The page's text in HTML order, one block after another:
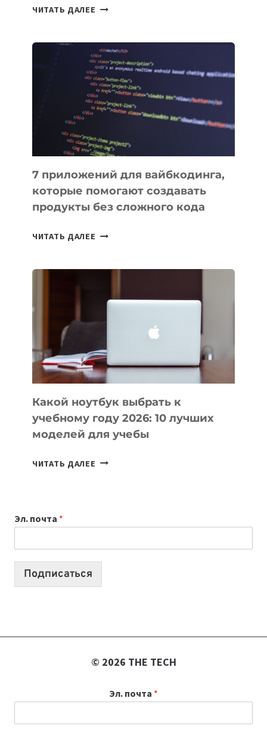
ЧИТАТЬ ДАЛЕЕ ТАСК-
ПОЛЕЗНЫХ
ИНСТРУМЕНТОВ
ДЛЯ
РАБОТЫ
7 приложений для вайбкодинга,
которые помогают создавать
продукты без сложного кода
ЧИТАТЬ ДАЛЕЕ
СОЗДАВАТЬ
БЕЗ
СЛОЖНОГО
КОДА
Какой ноутбук выбрать к
учебному году 2026: 10 лучших
моделей для учебы
ЧИТАТЬ ДАЛЕЕ КАКОЙ
2026:
10
Эл. почта *
Подписаться
© 2026 THE TECH
Эл. почта *